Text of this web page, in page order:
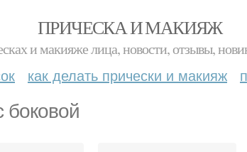
ПРИЧЕСКА И МАКИЯЖ
и макияже лица, новости, отзывы,
как делать прически и макияж
боковой